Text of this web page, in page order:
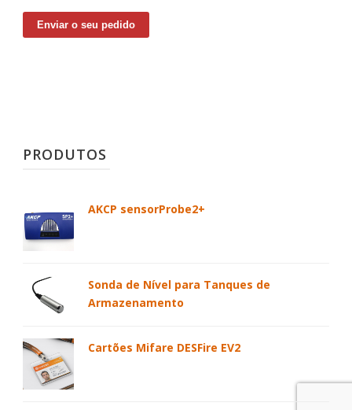
PRODUTOS
AKCP sensorProbe2+
Sonda de Nível para Tanques de
Armazenamento
Cartões Mifare DESFire EV2